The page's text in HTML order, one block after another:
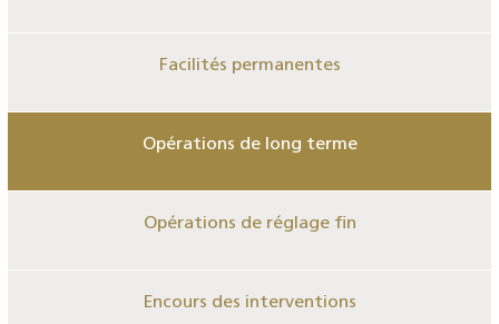
Facilités permanentes
Opérations de long terme
Opérations de réglage fin
Encours des interventions